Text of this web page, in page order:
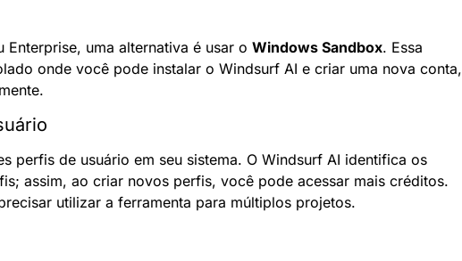
uma alternativa é usar o Windows Sandbox. Essa
onde você pode instalar o Windsurf AI e criar uma nova conta,
perfis de usuário em seu sistema. O Windsurf AI identifica os
assim, ao criar novos perfis, você pode acessar mais créditos.
utilizar a ferramenta para múltiplos projetos.